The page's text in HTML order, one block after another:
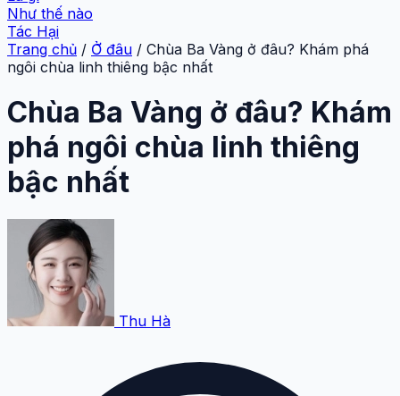
Như thế nào
Tác Hại
Trang chủ / Ở đâu / Chùa Ba Vàng ở đâu? Khám phá
ngôi chùa linh thiêng bậc nhất
Chùa Ba Vàng ở đâu? Khám
phá ngôi chùa linh thiêng
bậc nhất
Thu Hà